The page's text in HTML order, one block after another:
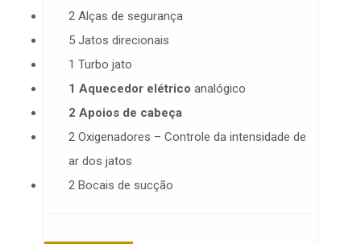
2 Alças de segurança
5 Jatos direcionais
1 Turbo jato
1 Aquecedor elétrico analógico
2 Apoios de cabeça
2 Oxigenadores – Controle da intensidade de
ar dos jatos
2 Bocais de sucção